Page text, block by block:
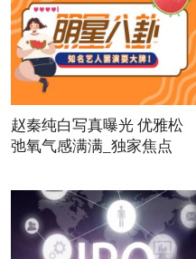
赵秦纯白写真曝光 优雅松
弛氧气感满满_独家焦点